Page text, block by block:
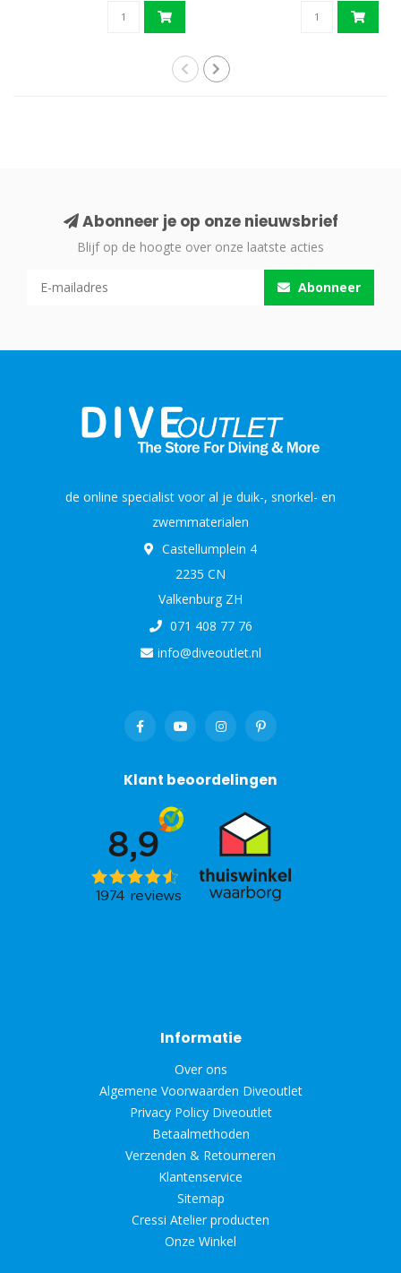
Abonneer je op onze nieuwsbrief
Blijf op de hoogte over onze laatste acties
Abonneer
de online specialist voor al je duik-, snorkel- en
zwemmaterialen
Castellumplein 4
2235 CN
Valkenburg ZH
071 408 77 76
info@diveoutlet.nl
Klant beoordelingen
Informatie
Over ons
Algemene Voorwaarden Diveoutlet
Privacy Policy Diveoutlet
Betaalmethoden
Verzenden & Retourneren
Klantenservice
Sitemap
Cressi Atelier producten
Onze Winkel